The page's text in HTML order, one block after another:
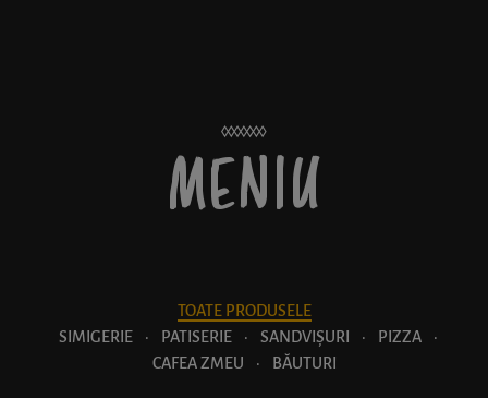
MENIU
TOATE PRODUSELE
SIMIGERIE
· PATISERIE · SANDVIȘURI · PIZZA
·
CAFEA ZMEU
· BĂUTURI